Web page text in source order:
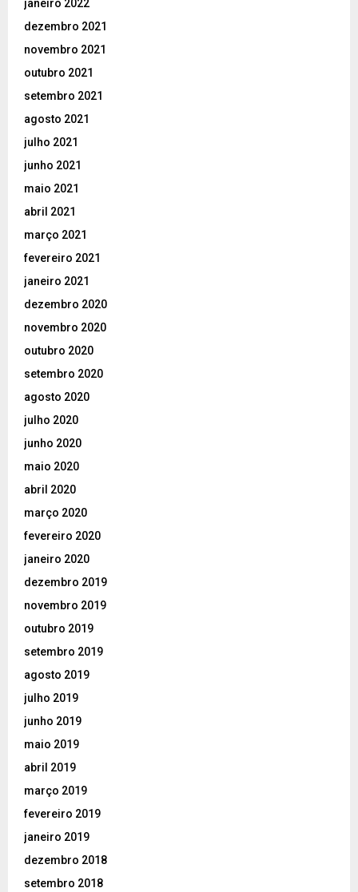
janeiro 2022
dezembro 2021
novembro 2021
outubro 2021
setembro 2021
agosto 2021
julho 2021
junho 2021
maio 2021
abril 2021
março 2021
fevereiro 2021
janeiro 2021
dezembro 2020
novembro 2020
outubro 2020
setembro 2020
agosto 2020
julho 2020
junho 2020
maio 2020
abril 2020
março 2020
fevereiro 2020
janeiro 2020
dezembro 2019
novembro 2019
outubro 2019
setembro 2019
agosto 2019
julho 2019
junho 2019
maio 2019
abril 2019
março 2019
fevereiro 2019
janeiro 2019
dezembro 2018
setembro 2018